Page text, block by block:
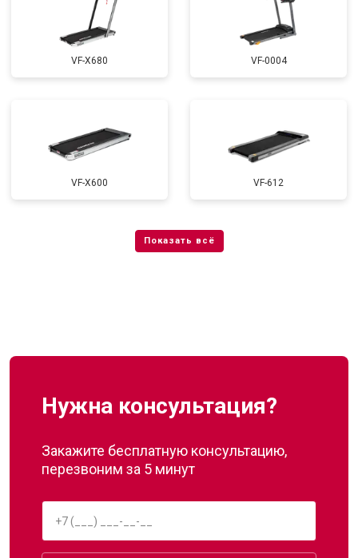
VF-X680 VF-0004
VF-X600 VF-612
Нужна консультация?
Закажите бесплатную консультацию,
перезвоним за 5 минут